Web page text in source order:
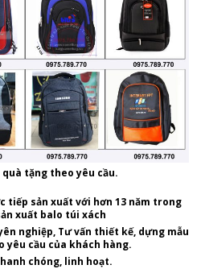
quà tặng theo yêu cầu.
tiếp sản xuất với hơn 13 năm trong
xuất balo túi xách
nghiệp, Tư vấn thiết kế, dựng mẫu
yêu cầu của khách hàng.
chóng, linh hoạt.